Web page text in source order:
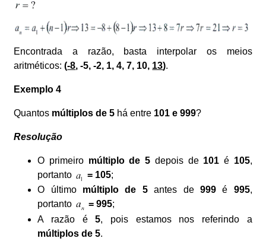
Encontrada a razão, basta interpolar os meios
aritméticos:(-8, -5, -2, 1, 4, 7, 10, 13).
Exemplo 4
Quantos múltiplos de 5 há entre 101 e 999?
Resolução
O primeiro múltiplo de 5 depois de 101 é 105,
portanto
= 105;
O último múltiplo de 5antes de 999é 995,
portanto
= 995;
A razão é5, pois estamos nos referindo a
múltiplos de 5.